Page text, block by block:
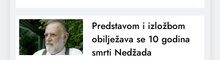
Predstavom i izložbom
obilježava se 10 godina
smrti Nedžada